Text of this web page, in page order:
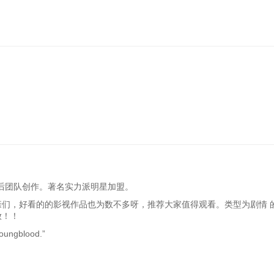
队创作。著名实力派明星加盟。
，好看的的影视作品也为数不多呀，推荐大家值得观看。类型为剧情
！